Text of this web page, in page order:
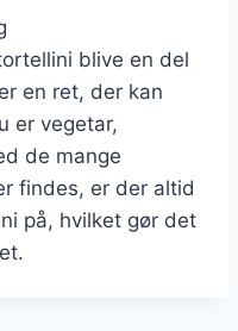
blive en del
en ret, der kan
er vegetar,
de mange
findes, er der altid
på, hvilket gør det